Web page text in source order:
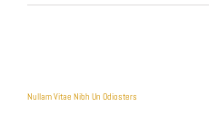
Nullam Vitae Nibh Un Odiosters